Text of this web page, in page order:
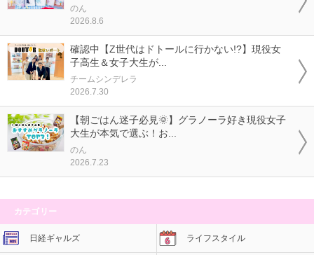
のん
2026.8.6
確認中【Z世代はドトールに行かない!?】現役女
子高生＆女子大生が...
チームシンデレラ
2026.7.30
【朝ごはん迷子必見🌞】グラノーラ好き現役女子
大生が本気で選ぶ！お...
のん
2026.7.23
カテゴリー
日経ギャルズ ライフスタイル